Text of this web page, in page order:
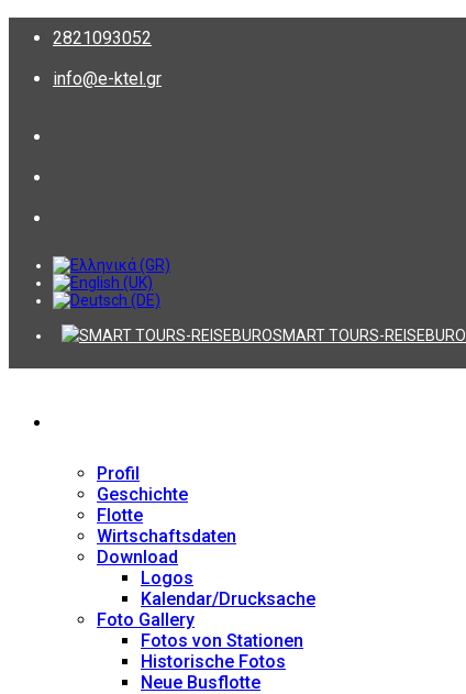
2821093052
info@e-ktel.gr
SMART TOURS-REISEBURO
Profil
Geschichte
Flotte
Wirtschaftsdaten
Download
Logos
Kalendar/Drucksache
Foto Gallery
Fotos von Stationen
Historische Fotos
Neue Busflotte